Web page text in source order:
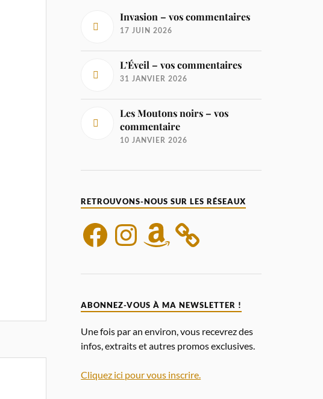
Invasion – vos commentaires
17 JUIN 2026
L’Éveil – vos commentaires
31 JANVIER 2026
Les Moutons noirs – vos
commentaire
10 JANVIER 2026
RETROUVONS-NOUS SUR LES RÉSEAUX
ABONNEZ-VOUS À MA NEWSLETTER !
Une fois par an environ, vous recevrez des
infos, extraits et autres promos exclusives.
Cliquez ici pour vous inscrire.